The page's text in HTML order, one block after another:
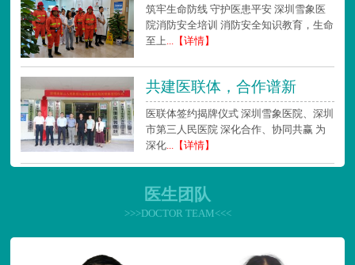
筑牢生命防线 守护医患平安 深圳雪象医
院消防安全培训 消防安全知识教育，生命
至上...【详情】
共建医联体，合作谱新
医联体签约揭牌仪式 深圳雪象医院、深圳
市第三人民医院 深化合作、协同共赢 为
深化...【详情】
医生团队
>>>DOCTOR TEAM<<<